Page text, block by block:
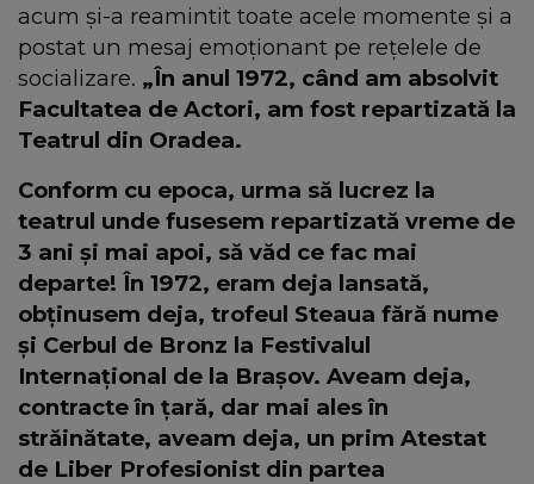
acum și-a reamintit toate acele momente și a
postat un mesaj emoționant pe rețelele de
socializare. „În anul 1972, când am absolvit
Facultatea de Actori, am fost repartizată la
Teatrul din Oradea.
Conform cu epoca, urma să lucrez la
teatrul unde fusesem repartizată vreme de
3 ani şi mai apoi, să văd ce fac mai
departe! În 1972, eram deja lansată,
obținusem deja, trofeul Steaua fără nume
și Cerbul de Bronz la Festivalul
Internațional de la Braşov. Aveam deja,
contracte în țară, dar mai ales în
străinătate, aveam deja, un prim Atestat
de Liber Profesionist din partea